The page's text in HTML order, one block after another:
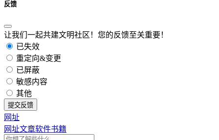
反馈
让我们一起共建文明社区！您的反馈至关重要！
已失效
重定向&变更
已屏蔽
敏感内容
其他
提交反馈
网址
网址文章软件书籍